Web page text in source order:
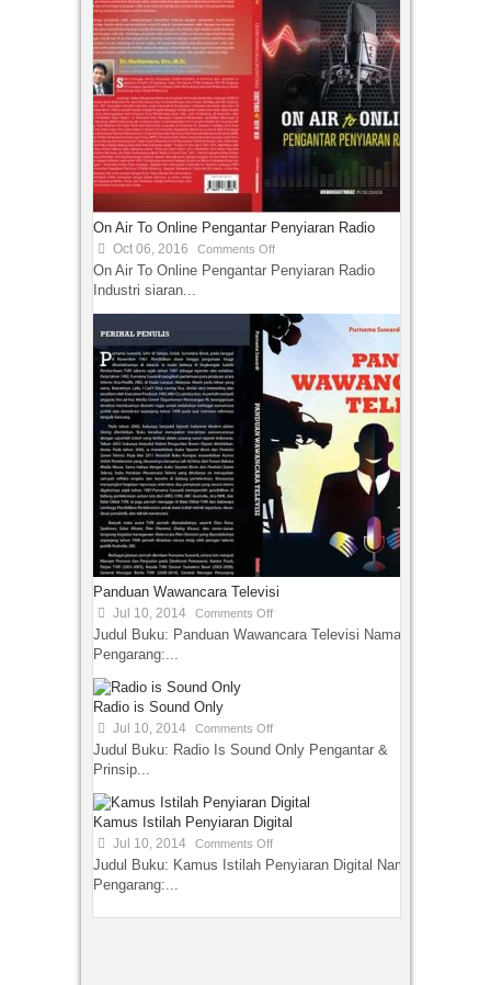
On Air To Online Pengantar Penyiaran Radio
Oct 06, 2016 Comments Off
On Air To Online Pengantar Penyiaran Radio
Industri siaran...
Panduan Wawancara Televisi
Jul 10, 2014 Comments Off
Judul Buku: Panduan Wawancara Televisi Nama
Pengarang:...
Radio is Sound Only
Jul 10, 2014 Comments Off
Judul Buku: Radio Is Sound Only Pengantar &
Prinsip...
Kamus Istilah Penyiaran Digital
Jul 10, 2014 Comments Off
Judul Buku: Kamus Istilah Penyiaran Digital Nama
Pengarang:...